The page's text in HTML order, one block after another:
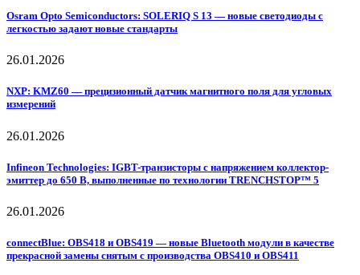
Osram Opto Semiconductors: SOLERIQ S 13 — новые светодиоды с
легкостью задают новые стандарты
26.01.2026
NXP: KMZ60 — прецизионный датчик магнитного поля для угловых
измерений
26.01.2026
Infineon Technologies: IGBT-транзисторы с напряжением коллектор-
эмиттер до 650 В, выполненные по технологии TRENCHSTOP™ 5
26.01.2026
connectBlue: OBS418 и OBS419 — новые Bluetooth модули в качестве
прекрасной замены снятым с производства OBS410 и OBS411